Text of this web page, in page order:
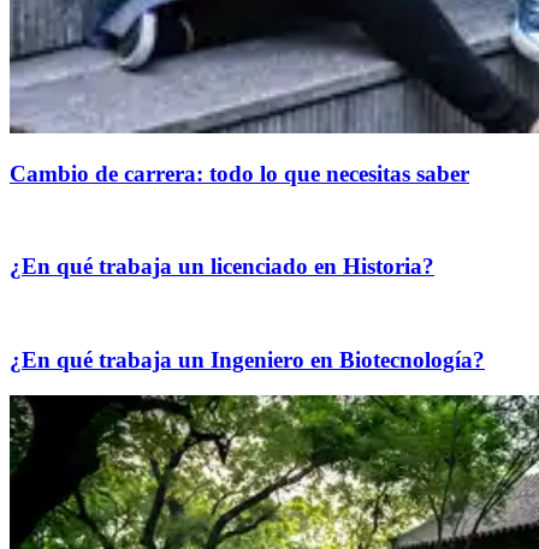
Cambio de carrera: todo lo que necesitas saber
¿En qué trabaja un licenciado en Historia?
¿En qué trabaja un Ingeniero en Biotecnología?